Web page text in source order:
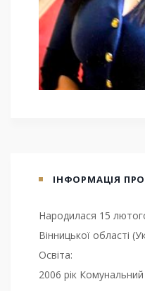
ІНФОРМАЦІЯ
Народилася 15
Вінницької області
Освіта:
2006 рік